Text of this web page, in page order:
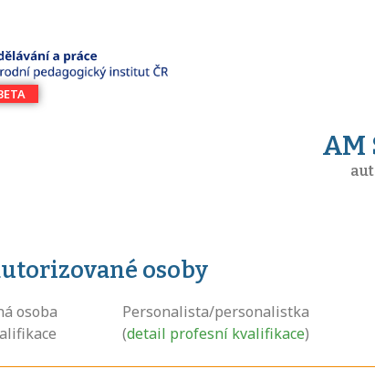
AM
osoby
osoba
Personalista/personalistka
(detail profesní kvalifikace)